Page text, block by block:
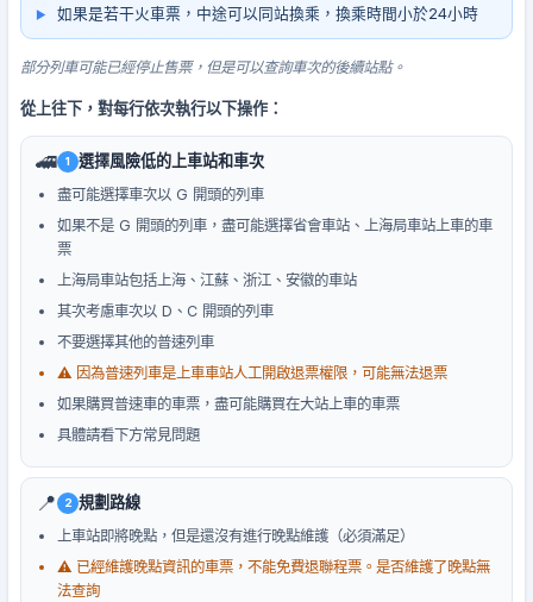
如果是若干火車票，中途可以同站換乘，換乘時間小於24小時
部分列車可能已經停止售票，但是可以查詢車次的後續站點。
從上往下，對每行依次執行以下操作：
🚄 1 選擇風險低的上車站和車次
盡可能選擇車次以 G 開頭的列車
如果不是 G 開頭的列車，盡可能選擇省會車站、上海局車站上車的車
票
上海局車站包括上海、江蘇、浙江、安徽的車站
其次考慮車次以 D、C 開頭的列車
不要選擇其他的普速列車
⚠️ 因為普速列車是上車車站人工開啟退票權限，可能無法退票
如果購買普速車的車票，盡可能購買在大站上車的車票
具體請看下方常見問題
📍 2 規劃路線
上車站即將晚點，但是還沒有進行晚點維護（必須滿足）
⚠️ 已經維護晚點資訊的車票，不能免費退聯程票。是否維護了晚點無
法查詢